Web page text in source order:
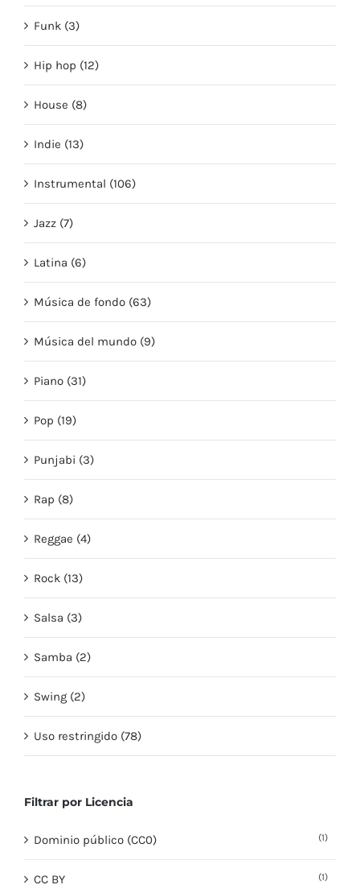
Funk (3)
Hip hop (12)
House (8)
Indie (13)
Instrumental (106)
Jazz (7)
Latina (6)
Música de fondo (63)
Música del mundo (9)
Piano (31)
Pop (19)
Punjabi (3)
Rap (8)
Reggae (4)
Rock (13)
Salsa (3)
Samba (2)
Swing (2)
Uso restringido (78)
Filtrar por Licencia
Dominio público (CC0) (1)
CC BY (1)